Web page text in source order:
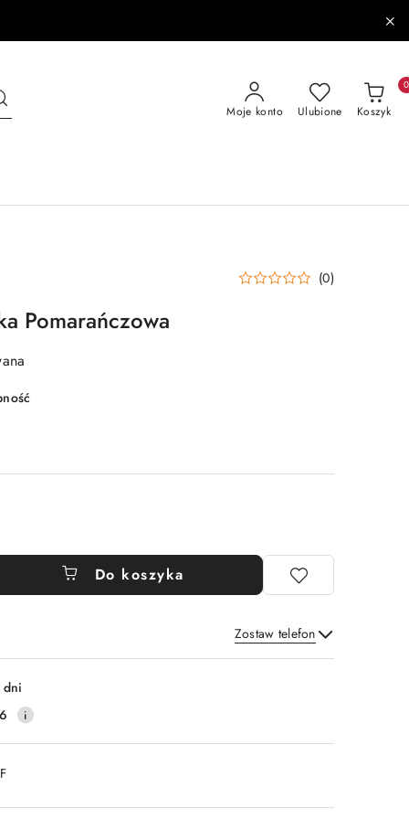
Moje konto Ulubione Koszyk
0
(0)
Pomarańczowa
Do koszyka
Zostaw telefon
Wyślij
dni